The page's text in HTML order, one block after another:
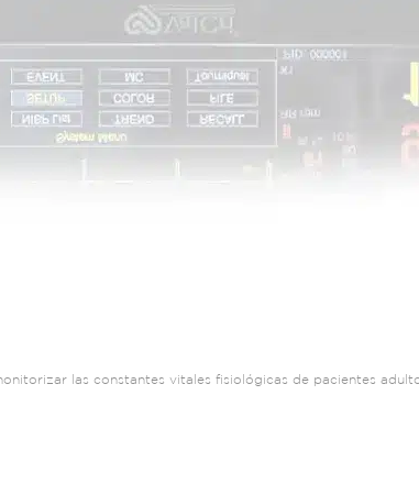
las constantes vitales fisiológicas de pacientes